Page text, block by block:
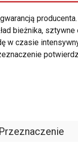
bieżnika,
w czasie
Przeznaczenie